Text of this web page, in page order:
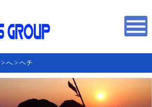
> へ > ヘチ